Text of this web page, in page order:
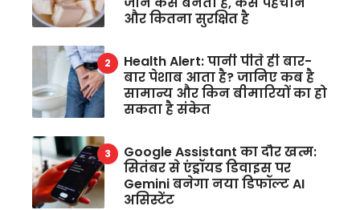
और कितना सुरक्षित है
Health Alert: पानी पीते ही बार-
बार पेशाब आता है? जानिए कब है
सामान्य और किन बीमारियों का हो
सकता है संकेत
Google Assistant का दौर खत्म:
सितंबर से एंड्रॉयड डिवाइस पर
Gemini बनेगा नया डिफॉल्ट AI
असिस्टेंट